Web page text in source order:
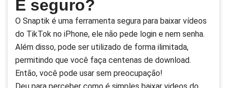
É seguro?
O Snaptik é uma ferramenta segura para baixar vídeos
do TikTok no iPhone, ele não pede login e nem senha.
Além disso, pode ser utilizado de forma ilimitada,
permitindo que você faça centenas de download.
Então, você pode usar sem preocupação!